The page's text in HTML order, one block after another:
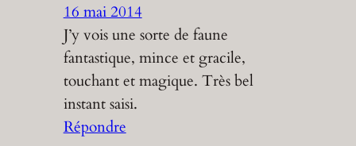
16 mai 2014
J’y vois une sorte de faune
fantastique, mince et gracile,
touchant et magique. Très bel
instant saisi.
Répondre